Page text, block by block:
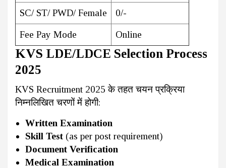
SC/ ST/ PWD/ Female ₹0/-
Fee Pay Mode Online
KVS LDE/LDCE Selection Process
2025
KVS Recruitment 2025 के तहत चयन प्रक्रिया
निम्नलिखित चरणों में होगी:
Written Examination
Skill Test (as per post requirement)
Document Verification
Medical Examination